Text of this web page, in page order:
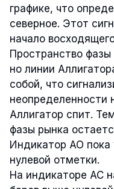
графике, что
северное. Этот
начало
Пространство
но линии
собой, что
неопределенности
Аллигатор спит.
фазы рынка
Индикатор AO
нулевой отметки.
На индикаторе AC